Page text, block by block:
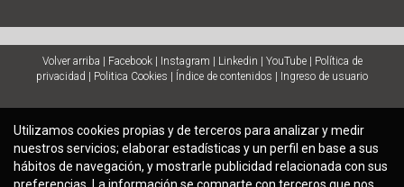
Volver arriba Facebook| Instagram Linkedin YouTube|
Política de
privacidad
Politica Cookies Índice de contenidos Ingreso de usuario
Utilizamos cookies propias y de terceros para analizar y medir
nuestros servicios; elaborar estadísticas y un perfil en base a sus
hábitos de navegación, y mostrarle publicidad relacionada con sus